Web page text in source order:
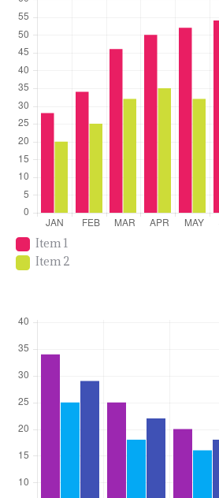
Item 1
Item 2